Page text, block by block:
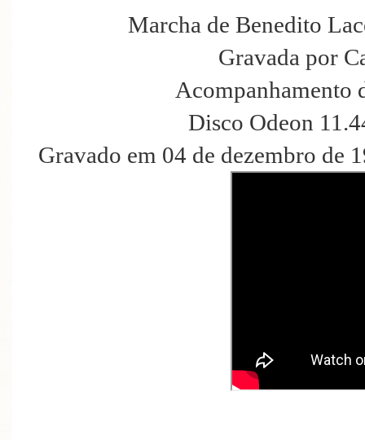
Marcha de Benedito
Gravada por
Acompanhamento
Disco Odeon
Gravado em 04 de dezembro de